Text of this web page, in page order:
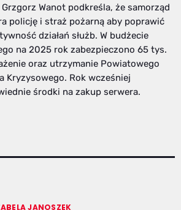
Wanot podkreśla, że samorząd
policję i straż pożarną aby poprawić
działań służb. W budżecie
na 2025 rok zabezpieczono 65 tys.
oraz utrzymanie Powiatowego
Kryzysowego. Rok wcześniej
środki na zakup serwera.
JANOSZEK